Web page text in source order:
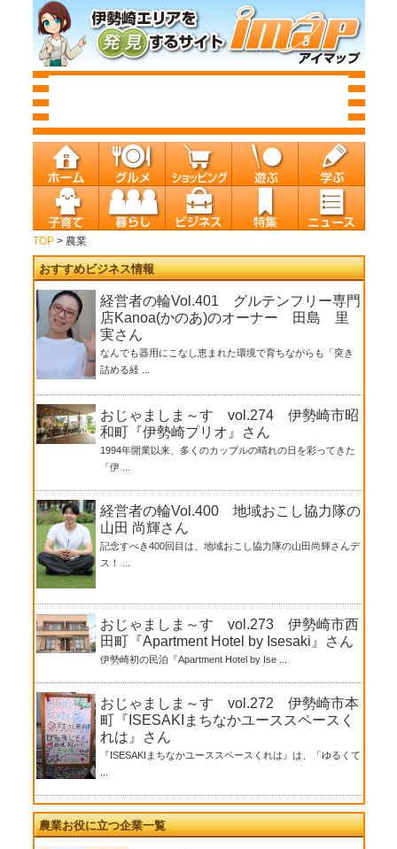
TOP> 農業
おすすめビジネス情報
経営者の輪Vol.401 グルテンフリー専門
店Kanoa(かのあ)のオーナー 田島 里
実さん
なんでも器用にこなし恵まれた環境で育ちながらも「突き
詰める経 ...
おじゃましま～す vol.274 伊勢崎市昭
和町『伊勢崎プリオ』さん
1994年開業以来、多くのカップルの晴れの日を彩ってきた
「伊 ...
経営者の輪Vol.400 地域おこし協力隊の
山田 尚輝さん
記念すべき400回目は、地域おこし協力隊の山田尚輝さんデ
ス！ ...
おじゃましま～す vol.273 伊勢崎市西
田町『Apartment Hotel by Isesaki』さん
伊勢崎初の民泊『Apartment Hotel by Ise ...
おじゃましま～す vol.272 伊勢崎市本
町『ISESAKIまちなかユーススペースく
れは』さん
『ISESAKIまちなかユーススペースくれは』は、「ゆるくて
...
農業お役に立つ企業一覧